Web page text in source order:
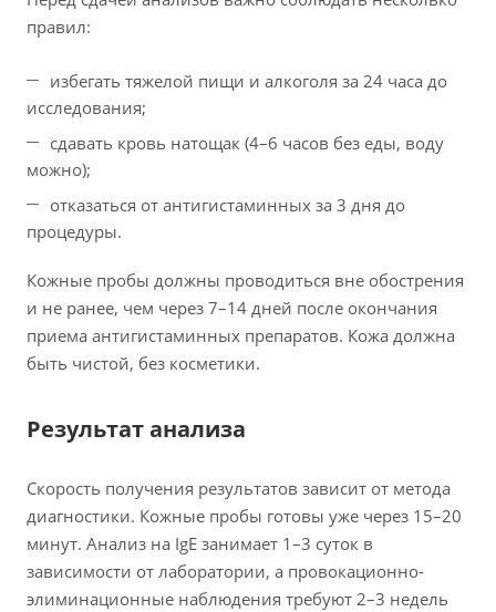
правил:
избегать тяжелой пищи и алкоголя за 24 часа до
исследования;
сдавать кровь натощак (4–6 часов без еды, воду
можно);
отказаться от антигистаминных за 3 дня до
процедуры.
Кожные пробы должны проводиться вне обострения
и не ранее, чем через 7–14 дней после окончания
приема антигистаминных препаратов. Кожа должна
быть чистой, без косметики.
Результат анализа
Скорость получения результатов зависит от метода
диагностики. Кожные пробы готовы уже через 15–20
минут. Анализ на IgE занимает 1–3 суток в
зависимости от лаборатории, а провокационно-
элиминационные наблюдения требуют 2–3 недель